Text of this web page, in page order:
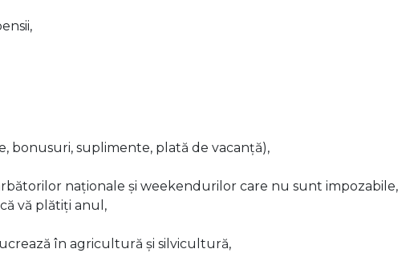
bonusuri, suplimente, plată de vacanță),
naționale și weekendurilor care nu sunt impozabile,
vă plătiți anul,
în agricultură și silvicultură,